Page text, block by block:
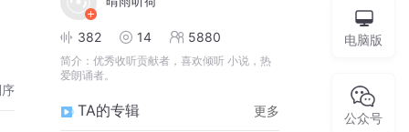
382 14 5880
简介： 优秀收听贡献者，喜欢倾听 小说，热
爱朗诵者。
TA的专辑 更多
电脑版
公众号